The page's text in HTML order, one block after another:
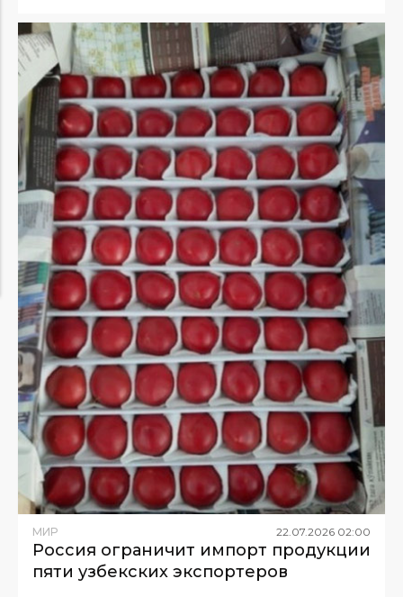
МИР 22.07.2026 02:00
Россия ограничит импорт продукции
пяти узбекских экспортеров